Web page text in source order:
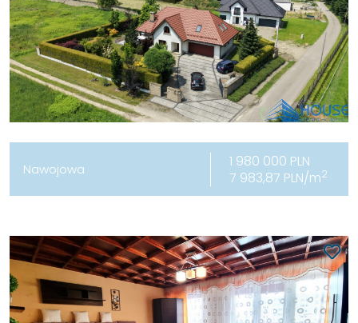
Nawojowa
1 980 000 PLN
7 983,87 PLN/m2